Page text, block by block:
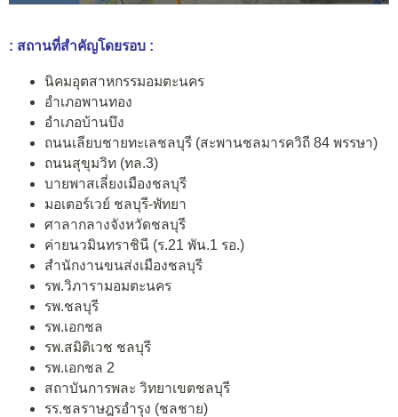
: สถานที่สำคัญโดยรอบ :
นิคมอุตสาหกรรมอมตะนคร
อำเภอพานทอง
อำเภอบ้านบึง
ถนนเลียบชายทะเลชลบุรี (สะพานชลมารควิถี 84 พรรษา)
ถนนสุขุมวิท (ทล.3)
บายพาสเลี่ยงเมืองชลบุรี
มอเตอร์เวย์ ชลบุรี-พัทยา
ศาลากลางจังหวัดชลบุรี
ค่ายนวมินทราชินี (ร.21 พัน.1 รอ.)
สำนักงานขนส่งเมืองชลบุรี
รพ.วิภารามอมตะนคร
รพ.ชลบุรี
รพ.เอกชล
รพ.สมิติเวช ชลบุรี
รพ.เอกชล 2
สถาบันการพละ วิทยาเขตชลบุรี
รร.ชลราษฎรอำรุง (ชลชาย)